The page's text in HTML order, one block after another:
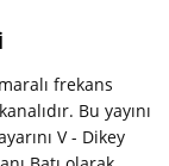
frekans
Bu yayını
V - Dikey